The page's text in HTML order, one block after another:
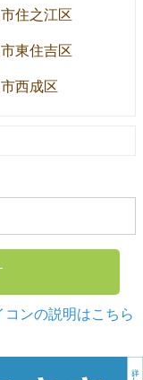
住之江区
東住吉区
西成区
コンの説明はこちら